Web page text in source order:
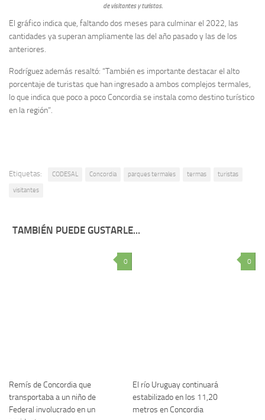
de visitantes y turistas.
El gráfico indica que, faltando dos meses para culminar el 2022, las
cantidades ya superan ampliamente las del año pasado y las de los
anteriores.
Rodríguez además resaltó: “También es importante destacar el alto
porcentaje de turistas que han ingresado a ambos complejos termales,
lo que indica que poco a poco Concordia se instala como destino turístico
en la región”.
Etiquetas: CODESAL Concordia parques termales termas turistas
visitantes
TAMBIÉN PUEDE GUSTARLE...
0
Remís de Concordia que
transportaba a un niño de
Federal involucrado en un
0
El río Uruguay continuará
estabilizado en los 11,20
metros en Concordia